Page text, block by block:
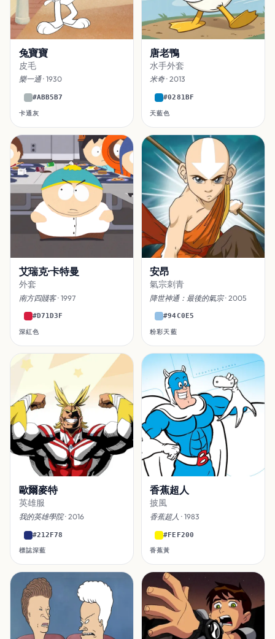
兔寶寶
皮毛
樂一通· 1930
#ABB5B7
卡通灰
唐老鴨
水手外套
米奇· 2013
#0281BF
天藍色
艾瑞克·卡特曼
外套
南方四賤客· 1997
#D71D3F
深紅色
安昂
氣宗刺青
降世神通：最後的氣宗· 2005
#94C0E5
粉彩天藍
歐爾麥特
英雄服
我的英雄學院· 2016
#212F78
標誌深藍
香蕉超人
披風
香蕉超人 · 1983
#FEF200
香蕉黃